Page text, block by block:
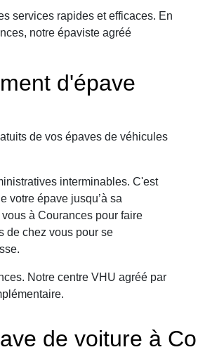
services rapides et efficaces. En
notre épaviste agréé
d'épave
de vos épaves de véhicules
interminables. C'est
votre épave jusqu’à sa
à Courances pour faire
de chez vous pour se
Notre centre VHU agréé par
de voiture à